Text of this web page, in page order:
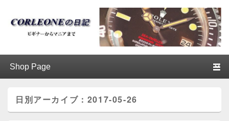
ブログ / アンティークロレックス
│CORLEONE
日別アーカイブ： 2017-05-26